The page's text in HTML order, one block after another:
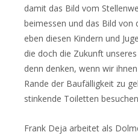
damit das Bild vom
beimessen und das Bild von
eben diesen Kindern und
die doch die Zukunft
denn denken, wenn wir
Rande der Baufälligkeit zu
stinkende Toiletten
Frank Deja arbeitet als